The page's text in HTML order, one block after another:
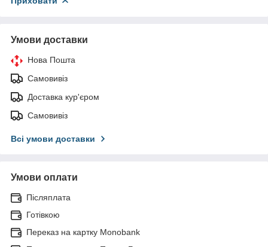
Умови доставки
Нова Пошта
Самовивіз
Доставка кур'єром
Самовивіз
Всі умови доставки
Умови оплати
Післяплата
Готівкою
Переказ на картку Monobank